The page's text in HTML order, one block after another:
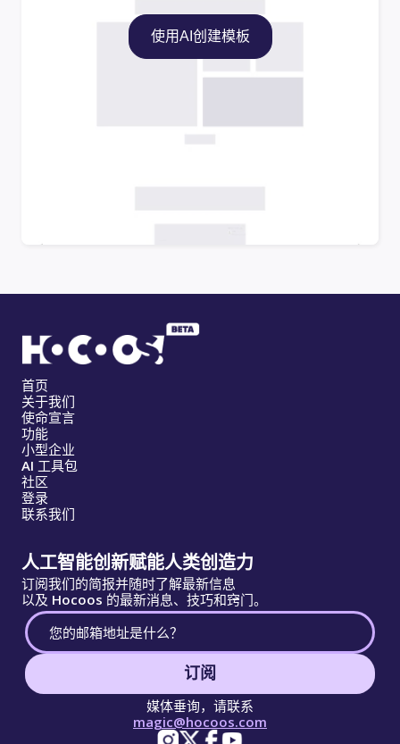
使用AI创建模板
首页
关于我们
使命宣言
功能
小型企业
AI 工具包
社区
登录
联系我们
人工智能创新赋能人类创造力
订阅我们的简报并随时了解最新信息
以及 Hocoos 的最新消息、技巧和窍门。
订阅
媒体垂询，请联系
magic@hocoos.com